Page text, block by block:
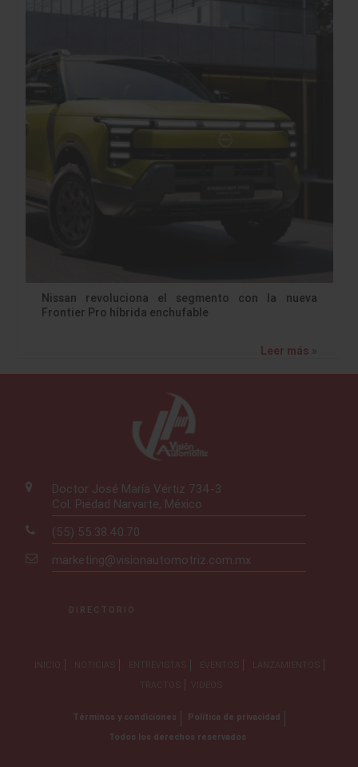
Nissan revoluciona el segmento con la nueva
Frontier Pro híbrida enchufable
Leer más »
Doctor José María Vértiz 734-3
Col. Piedad Narvarte, México
(55) 55.38.40.70
marketing@visionautomotriz.com.mx
DIRECTORIO
INICIO NOTICIAS ENTREVISTAS EVENTOS
LANZAMIENTOS
TRACTOS
VIDEOS
Términos y condiciones
Política de privacidad
Todos los derechos reservados